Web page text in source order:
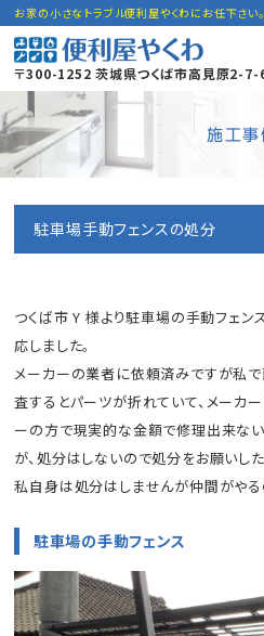
〒300-1252 茨城県つくば市高見原2-7-
施工事
駐車場手動フェンスの処分
つくば市 Y 様より駐車場の手動フェン
応しました。
メーカーの業者に依頼済みですが私
査するとパーツが折れていて、メーカ
ーの方で現実的な金額で修理出来な
が、処分はしないので処分をお願いした
私自身は処分はしませんが仲間がやる
駐車場の手動フェンス